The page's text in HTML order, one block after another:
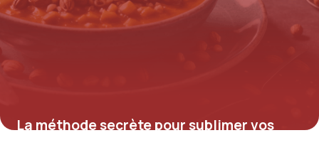
La méthode secrète pour sublimer vos